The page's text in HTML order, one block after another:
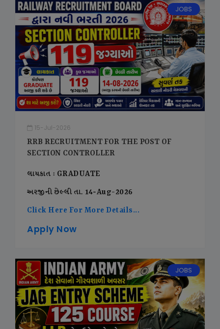
JOBS
15-Jul-2026
RRB RECRUITMENT FOR THE POST OF
SECTION CONTROLLER
લાયકાત : GRADUATE
અરજીની છેલ્લી તા. 14-Aug-2026
Click Here For More Details...
Apply Now
JOBS